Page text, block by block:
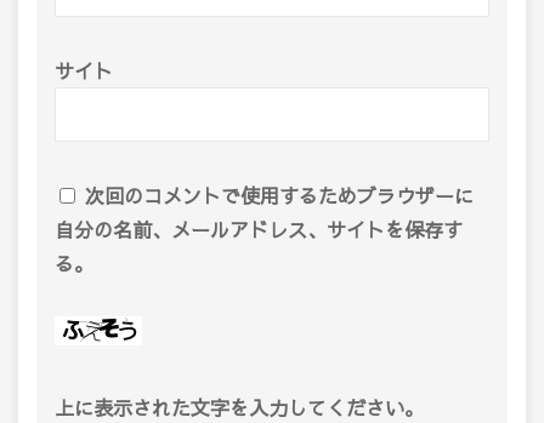
サイト
次回のコメントで使用するためブラウザーに
自分の名前、メールアドレス、サイトを保存す
る。
上に表示された文字を入力してください。